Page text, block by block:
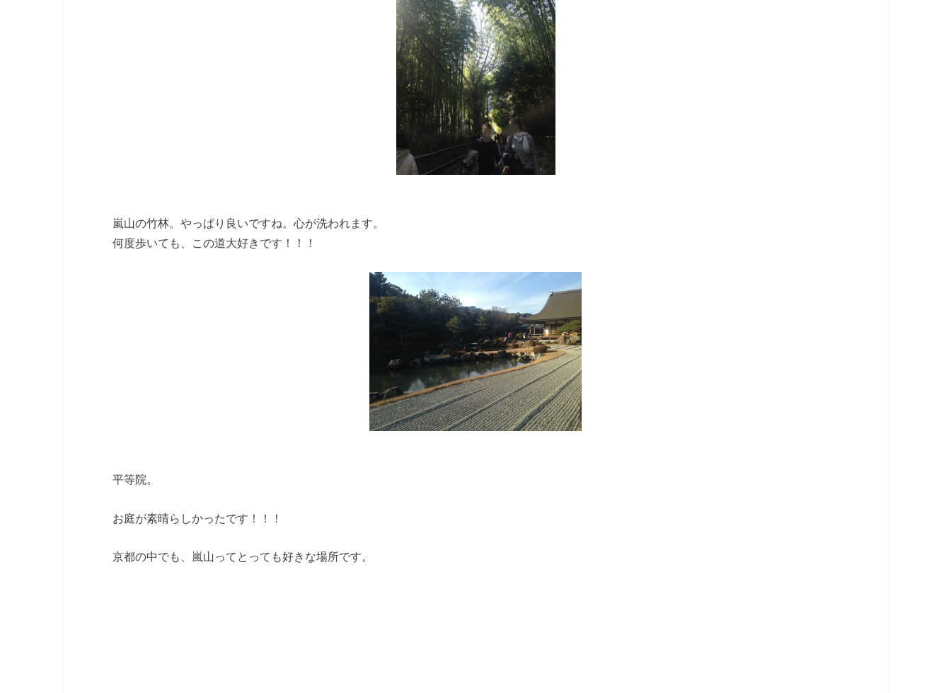
嵐山の竹林。やっぱり良いですね。心が洗われます。
何度歩いても、この道大好きです！！！
平等院。
お庭が素晴らしかったです！！！
京都の中でも、嵐山ってとっても好きな場所です。